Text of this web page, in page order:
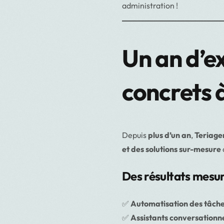
administration !
Un an
concrets
Depuisplus d’un an,
et des solutions sur-mesure
Des résultats
✅ Automatisation des
✅ Assistants